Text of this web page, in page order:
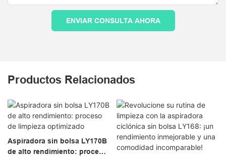
ENVIAR CONSULTA AHORA
Productos Relacionados
Aspiradora sin bolsa LY170B
de alto rendimiento: proceso